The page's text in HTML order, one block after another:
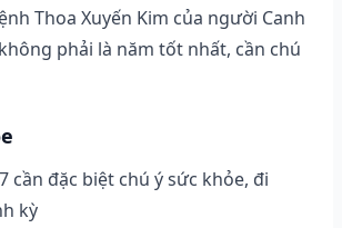
Thoa Xuyến Kim của người Canh
phải là năm tốt nhất, cần chú
cần đặc biệt chú ý sức khỏe, đi
kỳ